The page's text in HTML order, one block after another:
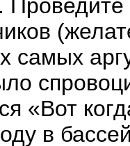
Проведите
самых
«Вот
в